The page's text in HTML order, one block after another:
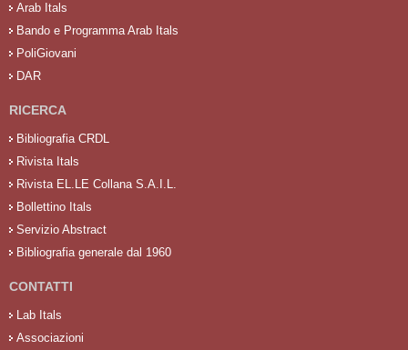
Arab Itals
Bando e Programma Arab Itals
PoliGiovani
DAR
RICERCA
Bibliografia CRDL
Rivista Itals
Rivista EL.LE Collana S.A.I.L.
Bollettino Itals
Servizio Abstract
Bibliografia generale dal 1960
CONTATTI
Lab Itals
Associazioni